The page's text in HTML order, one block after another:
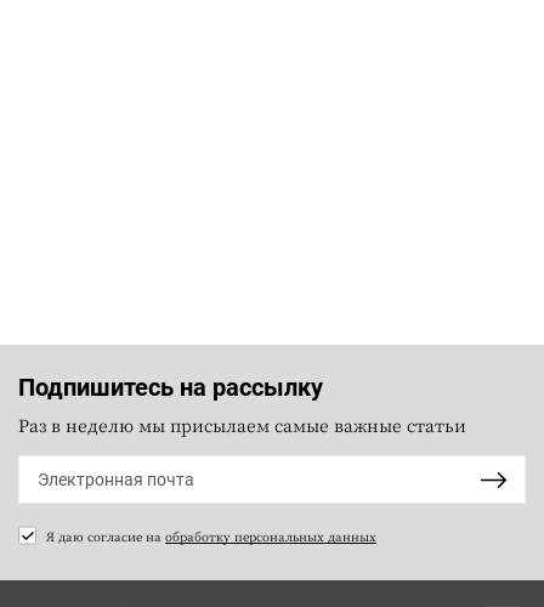
Подпишитесь на рассылку
Раз в неделю мы присылаем самые важные статьи
Я даю согласие на обработку персональных данных